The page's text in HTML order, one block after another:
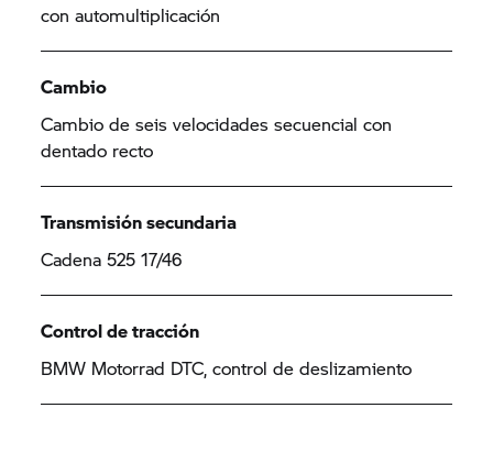
con automultiplicación
Cambio
Cambio de seis velocidades secuencial con
dentado recto
Transmisión secundaria
Cadena 525 17/46
Control de tracción
BMW Motorrad DTC, control de deslizamiento